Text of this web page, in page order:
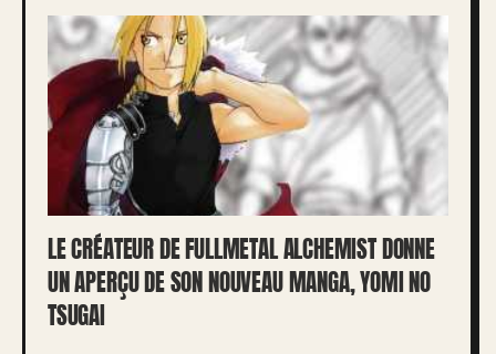
LE CRÉATEUR DE FULLMETAL ALCHEMIST DONNE
UN APERÇU DE SON NOUVEAU MANGA, YOMI NO
TSUGAI